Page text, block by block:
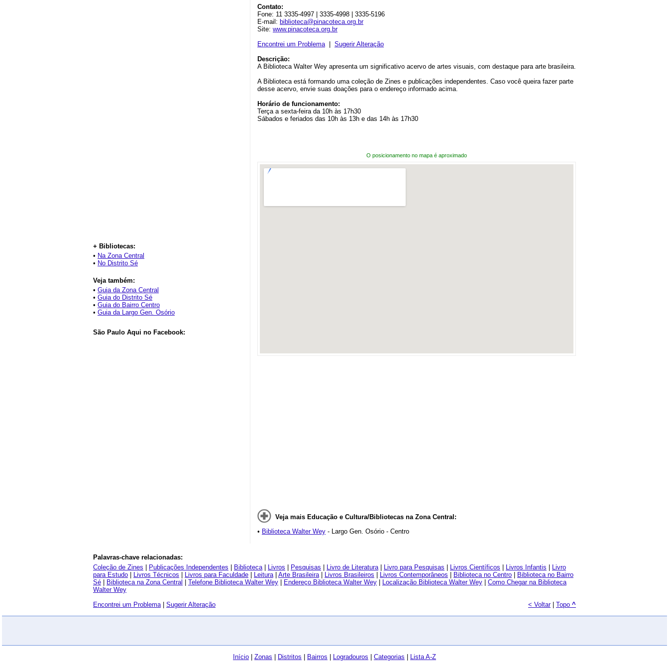
+ Bibliotecas:
• Na Zona Central
• No Distrito Sé
Veja também:
• Guia da Zona Central
• Guia do Distrito Sé
• Guia do Bairro Centro
• Guia da Largo Gen. Osório
São Paulo Aqui no Facebook:
Contato:
Fone: 11 3335-4997 | 3335-4998 | 3335-5196
E-mail: biblioteca@pinacoteca.org.br
Site: www.pinacoteca.org.br
Encontrei um Problema| Sugerir Alteração
Descrição:
A Biblioteca Walter Wey apresenta um significativo acervo de artes visuais, com destaque para arte brasileira.
A Biblioteca está formando uma coleção de Zines e publicações independentes. Caso você queira fazer parte
desse acervo, envie suas doações para o endereço informado acima.
Horário de funcionamento:
Terça a sexta-feira da 10h às 17h30
Sábados e feriados das 10h às 13h e das 14h às 17h30
O posicionamento no mapa é aproximado
Veja mais Educação e Cultura/Bibliotecas na Zona Central:
• Biblioteca Walter Wey - Largo Gen. Osório - Centro
Palavras-chave relacionadas:
Coleção de Zines
Publicações Independentes Biblioteca| Livros Pesquisas Livro de Literatura| Livro para Pesquisas Livros Científicos Livros Infantis
Livro
para Estudo
Livros Técnicos Livros para Faculdade Leitura| Arte Brasileira| Livros Brasileiros Livros Contemporâneos Biblioteca no Centro
Biblioteca no Bairro
Sé
Biblioteca na Zona Central Telefone Biblioteca Walter Wey Endereço Biblioteca Walter Wey Localização Biblioteca Walter Wey
Como Chegar na Biblioteca
Walter Wey
Encontrei um Problema| Sugerir Alteração < Voltar| Topo ^
Início Zonas Distritos Bairros Logradouros Categorias Lista A-Z